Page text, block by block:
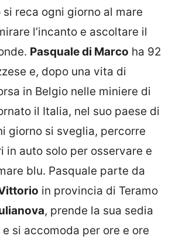
si reca ogni giorno al mare
l’incanto e ascoltare il
Pasquale di Marco ha 92
e, dopo una vita di
in Belgio nelle miniere di
il Italia, nel suo paese di
giorno si sveglia, percorre
in auto solo per osservare e
blu. Pasquale parte da
in provincia di Teramo
, prende la sua sedia
si accomoda per ore e ore